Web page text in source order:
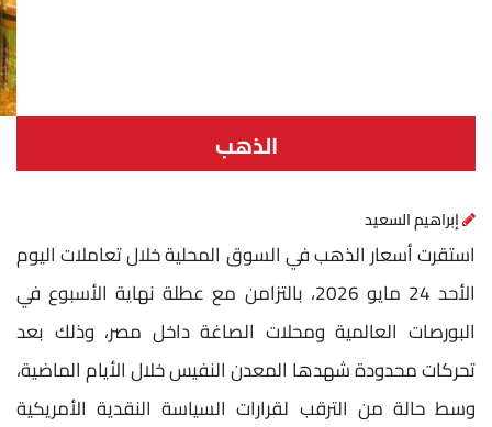
الذهب
إبراهيم السعيد
استقرت أسعار الذهب في السوق المحلية خلال تعاملات اليوم
الأحد 24 مايو 2026، بالتزامن مع عطلة نهاية الأسبوع في
البورصات العالمية ومحلات الصاغة داخل مصر، وذلك بعد
تحركات محدودة شهدها المعدن النفيس خلال الأيام الماضية،
وسط حالة من الترقب لقرارات السياسة النقدية الأمريكية